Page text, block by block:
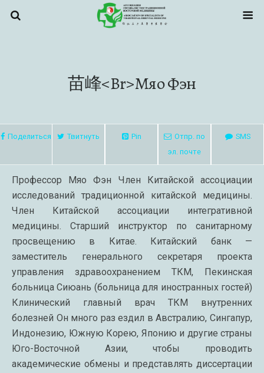
苗峰<br>Мяо Фэн
Поделиться Твитнуть Pin
Отпр. по
эл. почте
SMS
Профессор Мяо Фэн Член Китайской ассоциации
исследований традиционной китайской медицины.
Член Китайской ассоциации интегративной
медицины. Старший инструктор по санитарному
просвещению в Китае. Китайский банк —
заместитель генерального секретаря проекта
управления здравоохранением ТКМ, Пекинская
больница Сиюань (больница для иностранных гостей)
Клинический главный врач ТКМ внутренних
болезней Он много раз ездил в Австралию, Сингапур,
Индонезию, Южную Корею, Японию и другие страны
Юго-Восточной Азии, чтобы проводить
академические обмены и представлять диссертации